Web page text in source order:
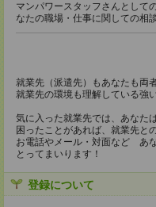
マンパワースタッフさんとして
なたの職場・仕事に関しての相
就業先（派遣先）もあなたも両
就業先の環境も理解している強
気に入った就業先では、あなた
困ったことがあれば、就業先と
お電話やメール・対面など あ
とってまいります！
登録について